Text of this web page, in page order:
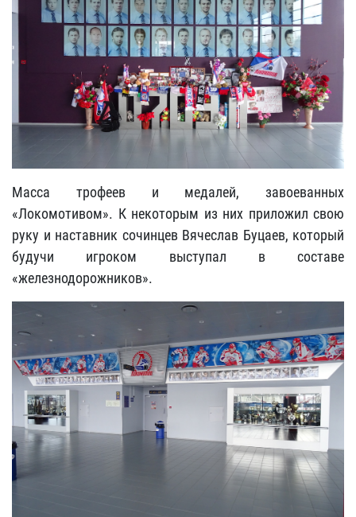
Масса трофеев и медалей, завоеванных
«Локомотивом». К некоторым из них приложил свою
руку и наставник сочинцев Вячеслав Буцаев, который
будучи игроком выступал в составе
«железнодорожников».